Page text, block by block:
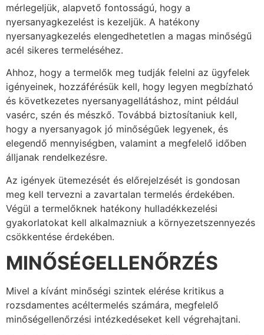
mérlegeljük, alapvető fontosságú, hogy a
nyersanyagkezelést is kezeljük. A hatékony
nyersanyagkezelés elengedhetetlen a magas minőségű
acél sikeres termeléséhez.
Ahhoz, hogy a termelők meg tudják felelni az ügyfelek
igényeinek, hozzáférésük kell, hogy legyen megbízható
és következetes nyersanyagellátáshoz, mint például
vasérc, szén és mészkő. Továbbá biztosítaniuk kell,
hogy a nyersanyagok jó minőségűek legyenek, és
elegendő mennyiségben, valamint a megfelelő időben
álljanak rendelkezésre.
Az igények ütemezését és előrejelzését is gondosan
meg kell tervezni a zavartalan termelés érdekében.
Végül a termelőknek hatékony hulladékkezelési
gyakorlatokat kell alkalmazniuk a környezetszennyezés
csökkentése érdekében.
MINŐSÉGELLENŐRZÉS
Mivel a kívánt minőségi szintek elérése kritikus a
rozsdamentes acéltermelés számára, megfelelő
minőségellenőrzési intézkedéseket kell végrehajtani.